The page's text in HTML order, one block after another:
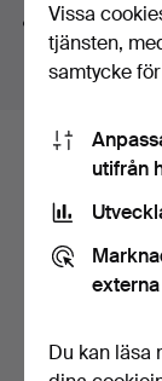
Vi söker
hittar vi även
Här är
matchar
Visa alla föremål
Vissa
tjänsten,
samtycke
utifrån
Du kan läsa